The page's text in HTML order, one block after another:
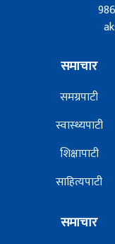
समाचार
समग्रपाटी
स्वास्थ्यपाटी
शिक्षापाटी
साहित्यपाटी
समाचार